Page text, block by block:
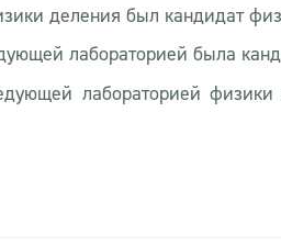
деления был кандидат
лабораторией была
лабораторией